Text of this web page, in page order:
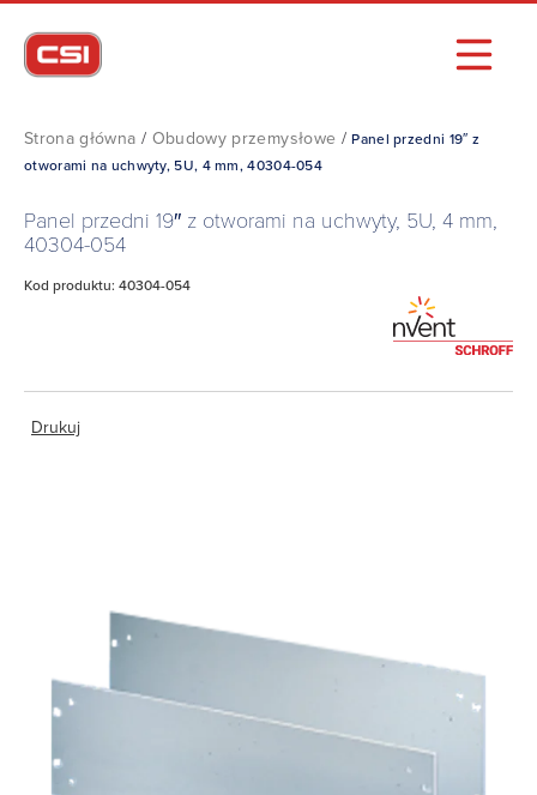
Strona główna / Obudowy przemysłowe /Panel przedni 19″ z
otworami na uchwyty, 5U, 4 mm, 40304-054
Panel przedni 19″ z otworami na uchwyty, 5U, 4 mm,
40304-054
Kod produktu: 40304-054
Drukuj